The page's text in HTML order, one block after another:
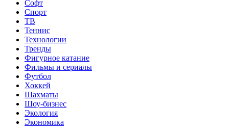
Софт
Спорт
ТВ
Теннис
Технологии
Тренды
Фигурное катание
Фильмы и сериалы
Футбол
Хоккей
Шахматы
Шоу-бизнес
Экология
Экономика